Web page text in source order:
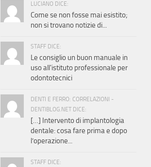
LUCIANO DICE:
Come se non fosse mai esistito;
non si trovano notizie di...
STAFF DICE:
Le consiglio un buon manuale in
uso all'istituto professionale per
odontotecnici
DENTI E FERRO: CORRELAZIONI -
DENTIBLOG.NET DICE:
[…] Intervento di implantologia
dentale: cosa fare prima e dopo
l’operazione...
STAFF DICE: